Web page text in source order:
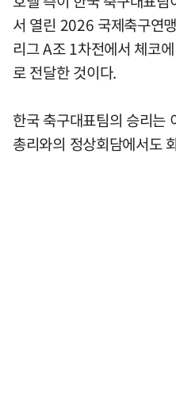
서 열린 2026 국제축구연
리그 A조 1차전에서 체코
로 전달한 것이다.
한국 축구대표팀의 승리는
총리와의 정상회담에서도